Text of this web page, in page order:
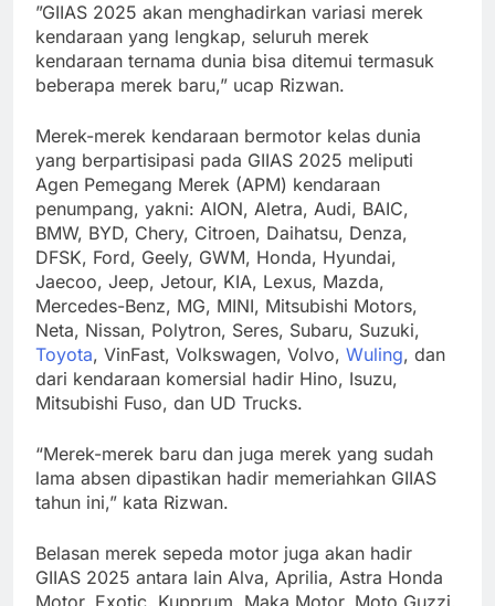
”GIIAS 2025 akan menghadirkan variasi merek
kendaraan yang lengkap, seluruh merek
kendaraan ternama dunia bisa ditemui termasuk
beberapa merek baru,” ucap Rizwan.
Merek-merek kendaraan bermotor kelas dunia
yang berpartisipasi pada GIIAS 2025 meliputi
Agen Pemegang Merek (APM) kendaraan
penumpang, yakni: AION, Aletra, Audi, BAIC,
BMW, BYD, Chery, Citroen, Daihatsu, Denza,
DFSK, Ford, Geely, GWM, Honda, Hyundai,
Jaecoo, Jeep, Jetour, KIA, Lexus, Mazda,
Mercedes-Benz, MG, MINI, Mitsubishi Motors,
Neta, Nissan, Polytron, Seres, Subaru, Suzuki,
Toyota, VinFast, Volkswagen, Volvo, Wuling, dan
dari kendaraan komersial hadir Hino, Isuzu,
Mitsubishi Fuso, dan UD Trucks.
“Merek-merek baru dan juga merek yang sudah
lama absen dipastikan hadir memeriahkan GIIAS
tahun ini,” kata Rizwan.
Belasan merek sepeda motor juga akan hadir
GIIAS 2025 antara lain Alva, Aprilia, Astra Honda